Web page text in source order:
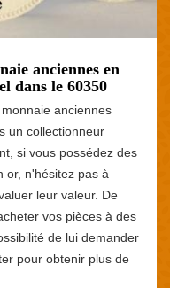
anciennes en
dans le 60350
anciennes
un collectionneur
si vous possédez des
or, n'hésitez pas à
leur valeur. De
vos pièces à des
de lui demander
pour obtenir plus de